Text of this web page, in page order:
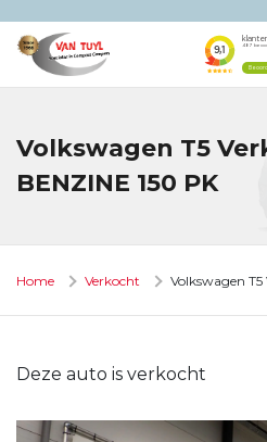
Volkswagen T5
BENZINE 150 PK
Home Verkocht Volkswagen T5
Deze auto is verkocht